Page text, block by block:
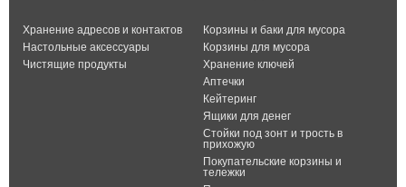
Хранение адресов и контактов
Настольные аксессуары
Чистящие продукты
Корзины и баки для мусора
Корзины для мусора
Хранение ключей
Аптечки
Кейтеринг
Ящики для денег
Стойки под зонт и трость в
прихожую
Покупательские корзины и
тележки